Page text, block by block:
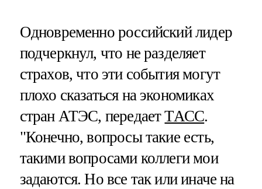
Одновременно российский лидер
подчеркнул, что не разделяет
страхов, что эти события могут
плохо сказаться на экономиках
стран АТЭС, передаетТАСС.
"Конечно, вопросы такие есть,
такими вопросами коллеги мои
задаются. Но все так или иначе на